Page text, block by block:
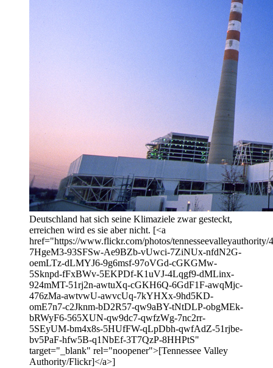
Deutschland hat sich seine Klimaziele zwar gesteckt,
erreichen wird es sie aber nicht. [<a
href="https://www.flickr.com/photos/tennesseevalleyauthority/
7HgeM3-93SFSw-Ae9BZb-vUwci-7ZiNUx-nfdN2G-
oemLTz-dLMYJ6-9g6msf-97oVGd-cGKGMw-
5Sknpd-fFxBWv-5EKPDf-K1uVJ-4Lqgf9-dMLinx-
924mMT-51rj2n-awtuXq-cGKH6Q-6GdF1F-awqMjc-
476zMa-awtvwU-awvcUq-7kYHXx-9hd5KD-
omE7n7-c2Jknm-bD2R57-qw9aBY-tNtDLP-obgMEk-
bRWyF6-565XUN-qw9dc7-qwfzWg-7nc2rr-
5SEyUM-bm4x8s-5HUfFW-qLpDbh-qwfAdZ-51rjbe-
bv5PaF-hfw5B-q1NbEf-3T7QzP-8HHPtS"
target="_blank" rel="noopener">[Tennessee Valley
Authority/Flickr]</a>]